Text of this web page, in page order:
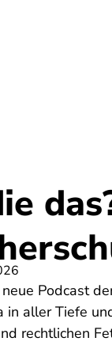
Podcast
in aller Tiefe
rechtlichen